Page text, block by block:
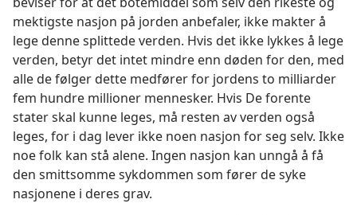
mektigste nasjon på jorden anbefaler, ikke makter å
lege denne splittede verden. Hvis det ikke lykkes å lege
verden, betyr det intet mindre enn døden for den, med
alle de følger dette medfører for jordens to milliarder
fem hundre millioner mennesker. Hvis De forente
stater skal kunne leges, må resten av verden også
leges, for i dag lever ikke noen nasjon for seg selv. Ikke
noe folk kan stå alene. Ingen nasjon kan unngå å få
den smittsomme sykdommen som fører de syke
nasjonene i deres grav.